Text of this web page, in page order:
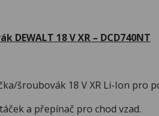
18 V XR – DCD740NT
šroubovák 18 V XR Li-Ion pro
a přepínač pro chod vzad.